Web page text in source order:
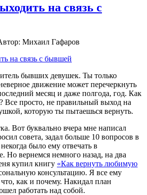
на связь с
Михаил Гафаров
бывших девушек. Ты только
движение может перечеркнуть
месяц и даже полгода, год. Как
Все просто, не правильный выход на
которую ты пытаешься вернуть.
Вот буквально вчера мне написал
совета, задал больше 10 вопросов в
было ему отвечать в
Но вернемся немного назад, на два
купил книгу «Как вернуть любимую
консультацию. Я все ему
что, как и почему. Накидал план
работать над собой.